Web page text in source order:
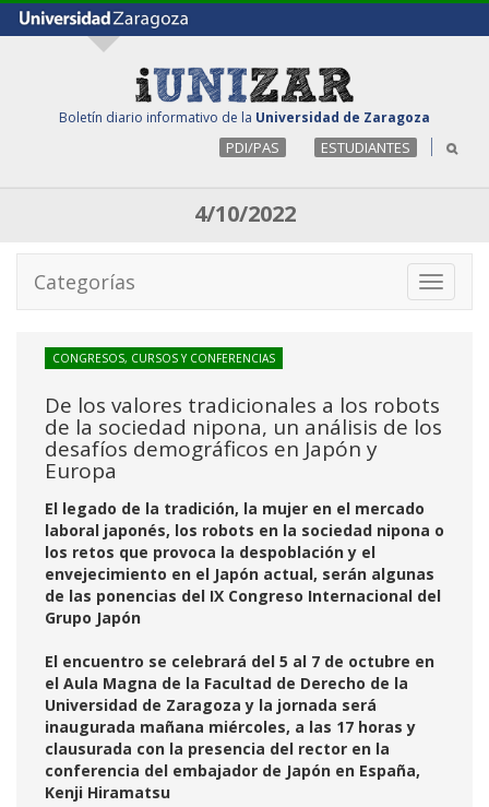
Boletín diario informativo de la Universidad de Zaragoza
PDI/PAS ESTUDIANTES
4/10/2022
Toggle
Categorías
CONGRESOS, CURSOS Y CONFERENCIAS
De los valores tradicionales a los robots
de la sociedad nipona, un análisis de los
desafíos demográficos en Japón y
Europa
El legado de la tradición, la mujer en el mercado
laboral japonés, los robots en la sociedad nipona o
los retos que provoca la despoblación y el
envejecimiento en el Japón actual, serán algunas
de las ponencias del IX Congreso Internacional del
Grupo Japón
El encuentro se celebrará del 5 al 7 de octubre en
el Aula Magna de la Facultad de Derecho de la
Universidad de Zaragoza y la jornada será
inaugurada mañana miércoles, a las 17 horas y
clausurada con la presencia del rector en la
conferencia del embajador de Japón en España,
Kenji Hiramatsu